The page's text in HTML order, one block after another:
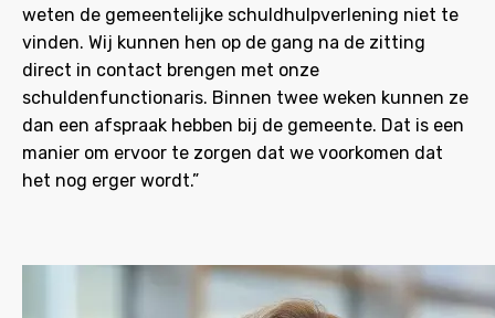
weten de gemeentelijke schuldhulpverlening niet te
vinden. Wij kunnen hen op de gang na de zitting
direct in contact brengen met onze
schuldenfunctionaris. Binnen twee weken kunnen ze
dan een afspraak hebben bij de gemeente. Dat is een
manier om ervoor te zorgen dat we voorkomen dat
het nog erger wordt.”